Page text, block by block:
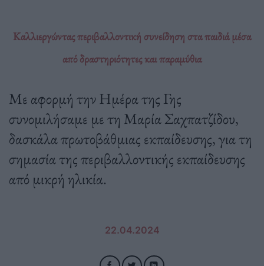
Καλλιεργώντας περιβαλλοντική συνείδηση στα παιδιά μέσα
από δραστηριότητες και παραμύθια
Με αφορμή την Ημέρα της Γης
συνομιλήσαμε με τη Μαρία Σαχπατζίδου,
δασκάλα πρωτοβάθμιας εκπαίδευσης, για τη
σημασία της περιβαλλοντικής εκπαίδευσης
από μικρή ηλικία.
22.04.2024